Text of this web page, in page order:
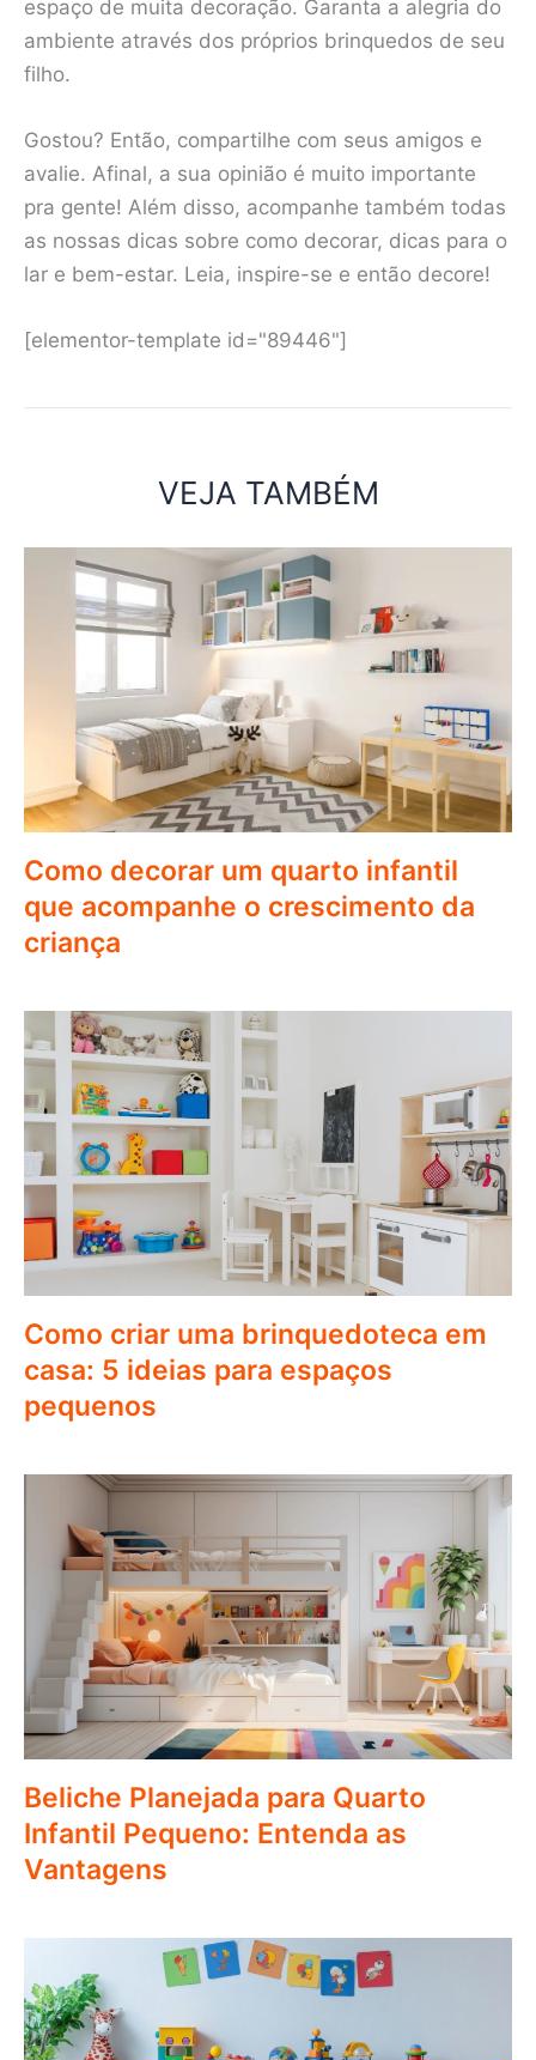
espaço de muita decoração. Garanta a alegria do
ambiente através dos próprios brinquedos de seu
filho.
Gostou? Então, compartilhe com seus amigos e
avalie. Afinal, a sua opinião é muito importante
pra gente! Além disso, acompanhe também todas
as nossas dicas sobre como decorar, dicas para o
lar e bem-estar. Leia, inspire-se e então decore!
[elementor-template id="89446"]
VEJA TAMBÉM
Como decorar um quarto infantil
que acompanhe o crescimento da
criança
Como criar uma brinquedoteca em
casa: 5 ideias para espaços
pequenos
Beliche Planejada para Quarto
Infantil Pequeno: Entenda as
Vantagens